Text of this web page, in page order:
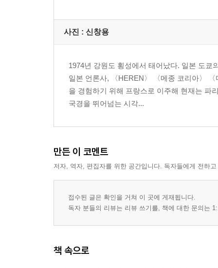
사진 : 신창용
1974년 강원도 횡성에서 태어났다. 일본 도
일본 언론사, 〈HEREN〉 〈메종 코리아〉
을 경험하기 위해 프랑스로 이주해 현재는 파
국경을 뛰어넘는 시각...
만든 이 코멘트
저자, 역자, 편집자를 위한 공간입니다. 독자들에게 전하
접수된 글은 확인을 거쳐 이 곳에 게재됩니다.
독자 분들의 리뷰는 리뷰 쓰기를, 책에 대한 문의는
책 속으로